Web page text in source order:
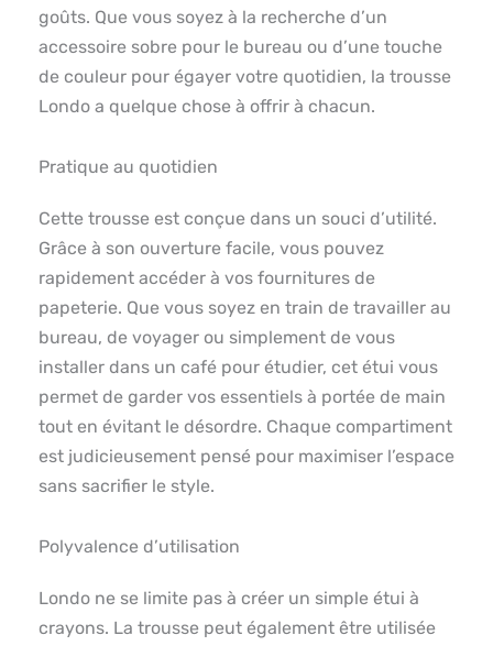
goûts. Que vous soyez à la recherche d’un
accessoire sobre pour le bureau ou d’une touche
de couleur pour égayer votre quotidien, la trousse
Londo a quelque chose à offrir à chacun.
Pratique au quotidien
Cette trousse est conçue dans un souci d’utilité.
Grâce à son ouverture facile, vous pouvez
rapidement accéder à vos fournitures de
papeterie. Que vous soyez en train de travailler au
bureau, de voyager ou simplement de vous
installer dans un café pour étudier, cet étui vous
permet de garder vos essentiels à portée de main
tout en évitant le désordre. Chaque compartiment
est judicieusement pensé pour maximiser l’espace
sans sacrifier le style.
Polyvalence d’utilisation
Londo ne se limite pas à créer un simple étui à
crayons. La trousse peut également être utilisée